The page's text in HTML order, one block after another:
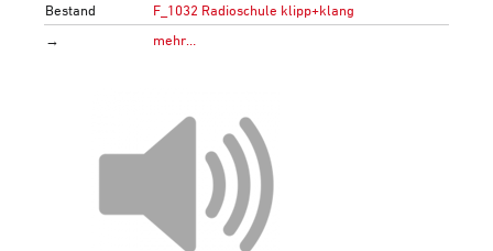
Bestand
F_1032 Radioschule klipp+klang
→
mehr…